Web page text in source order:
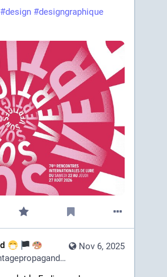
#design #designgraphique
Nov 6, 2025